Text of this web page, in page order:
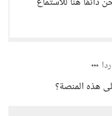
هذه المنصة؟